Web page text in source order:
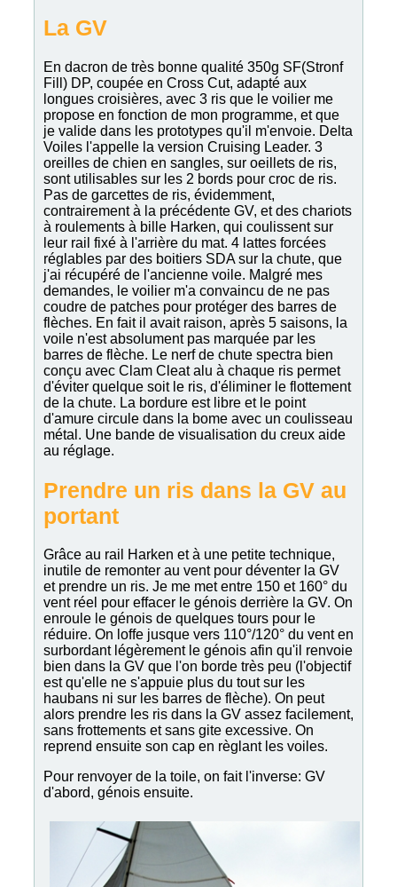
La GV
En dacron de très bonne qualité 350g SF(Stronf
Fill) DP, coupée en Cross Cut, adapté aux
longues croisières, avec 3 ris que le voilier me
propose en fonction de mon programme, et que
je valide dans les prototypes qu'il m'envoie. Delta
Voiles l'appelle la version Cruising Leader. 3
oreilles de chien en sangles, sur oeillets de ris,
sont utilisables sur les 2 bords pour croc de ris.
Pas de garcettes de ris, évidemment,
contrairement à la précédente GV, et des chariots
à roulements à bille Harken, qui coulissent sur
leur rail fixé à l'arrière du mat. 4 lattes forcées
réglables par des boitiers SDA sur la chute, que
j'ai récupéré de l'ancienne voile. Malgré mes
demandes, le voilier m'a convaincu de ne pas
coudre de patches pour protéger des barres de
flèches. En fait il avait raison, après 5 saisons, la
voile n'est absolument pas marquée par les
barres de flèche. Le nerf de chute spectra bien
conçu avec Clam Cleat alu à chaque ris permet
d'éviter quelque soit le ris, d'éliminer le flottement
de la chute. La bordure est libre et le point
d'amure circule dans la bome avec un coulisseau
métal. Une bande de visualisation du creux aide
au réglage.
Prendre un ris dans la GV au
portant
Grâce au rail Harken et à une petite technique,
inutile de remonter au vent pour déventer la GV
et prendre un ris. Je me met entre 150 et 160° du
vent réel pour effacer le génois derrière la GV. On
enroule le génois de quelques tours pour le
réduire. On loffe jusque vers 110°/120° du vent en
surbordant légèrement le génois afin qu'il renvoie
bien dans la GV que l'on borde très peu (l'objectif
est qu'elle ne s'appuie plus du tout sur les
haubans ni sur les barres de flèche). On peut
alors prendre les ris dans la GV assez facilement,
sans frottements et sans gite excessive. On
reprend ensuite son cap en règlant les voiles.
Pour renvoyer de la toile, on fait l'inverse: GV
d'abord, génois ensuite.